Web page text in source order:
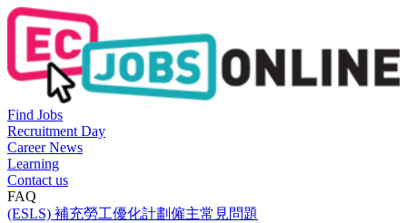
Find Jobs
Recruitment Day
Career News
Learning
Contact us
FAQ
(ESLS) 補充勞工優化計劃僱主常見問題